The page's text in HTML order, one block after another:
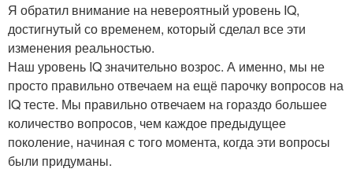
Я обратил внимание на невероятный уровень IQ,
достигнутый со временем, который сделал все эти
изменения реальностью.
Наш уровень IQ значительно возрос. А именно, мы не
просто правильно отвечаем на ещё парочку вопросов на
IQ тесте. Мы правильно отвечаем на гораздо большее
количество вопросов, чем каждое предыдущее
поколение, начиная с того момента, когда эти вопросы
были придуманы.